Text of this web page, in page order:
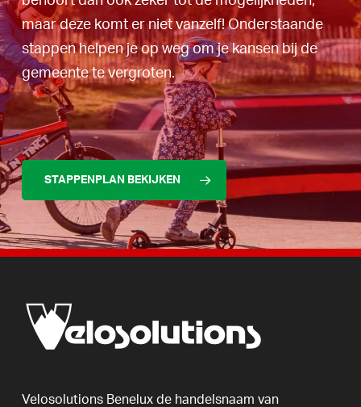
maar deze komt er niet vanzelf! Onderstaande
stappen helpen je op weg om je kansen bij de
gemeente te vergroten.
STAPPENPLAN BEKIJKEN
Velosolutions Benelux de handelsnaam van